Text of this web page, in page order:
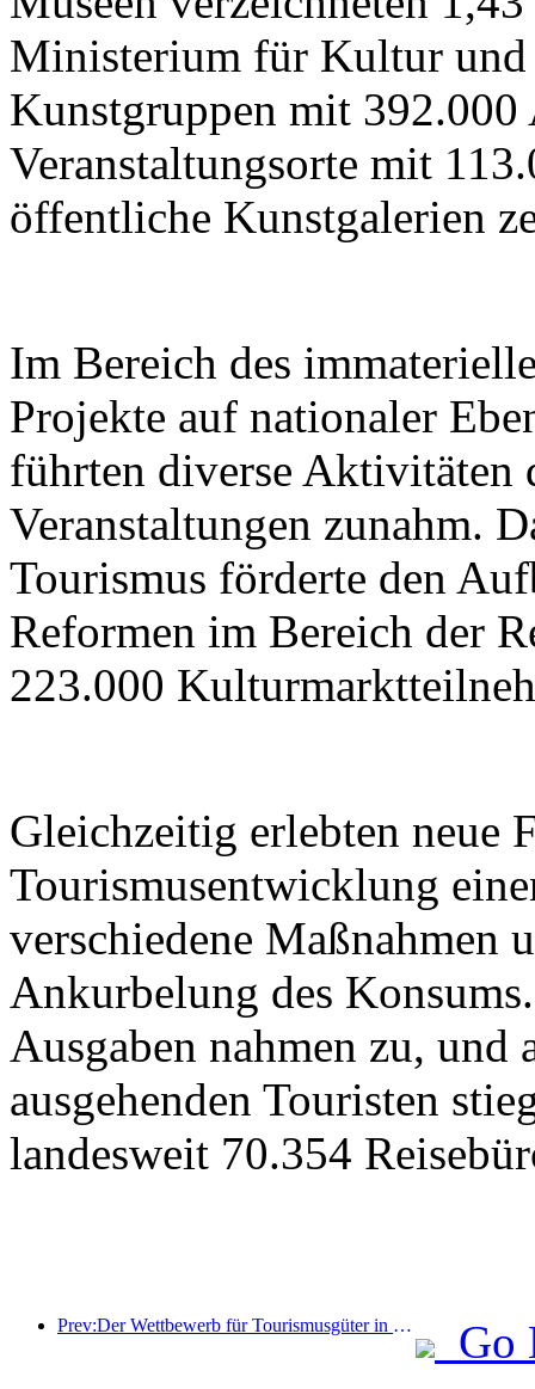
Ministerium für Kultur und
Kunstgruppen mit
Veranstaltungsorte mit
öffentliche Kunstgalerien
Im Bereich des
Projekte auf nationaler
führten diverse Aktivitäten
Veranstaltungen zunahm.
Tourismus förderte den
Reformen im Bereich der
223.000
Gleichzeitig erlebten neue
Tourismusentwicklung
verschiedene Maßnahmen
Ankurbelung des
Ausgaben nahmen zu,
ausgehenden Touristen
landesweit 70.354
Prev:Der Wettbewerb für Tourismusgüter in China wurde erfolgreich in Xiangtan, Hunan, abgehalten.
Go